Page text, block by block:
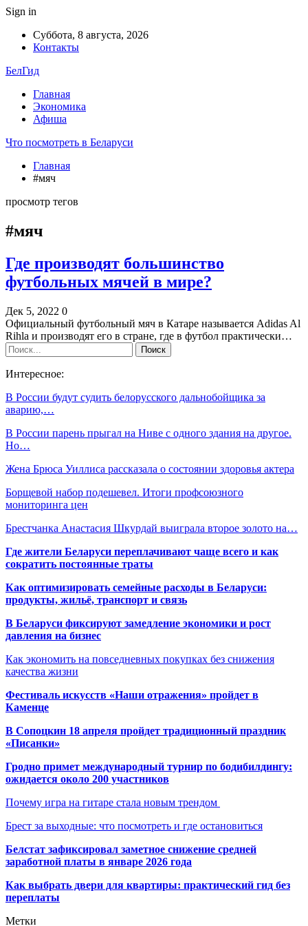
Sign in
Суббота, 8 августа, 2026
Контакты
БелГид
Главная
Экономика
Афиша
Что посмотреть в Беларуси
Главная
#мяч
просмотр тегов
#мяч
Где производят большинство
футбольных мячей в мире?
Дек 5, 2022 0
Официальный футбольный мяч в Катаре называется Adidas Al
Rihla и производят его в стране, где в футбол практически…
Интересное:
В России будут судить белорусского дальнобойщика за
аварию,…
В России парень прыгал на Ниве с одного здания на другое.
Но…
Жена Брюса Уиллиса рассказала о состоянии здоровья актера
Борщевой набор подешевел. Итоги профсоюзного
мониторинга цен
Брестчанка Анастасия Шкурдай выиграла второе золото на…
Где жители Беларуси переплачивают чаще всего и как
сократить постоянные траты
Как оптимизировать семейные расходы в Беларуси:
продукты, жильё, транспорт и связь
В Беларуси фиксируют замедление экономики и рост
давления на бизнес
Как экономить на повседневных покупках без снижения
качества жизни
Фестиваль искусств «Наши отражения» пройдет в
Каменце
В Сопоцкин 18 апреля пройдет традиционный праздник
«Писанки»
Гродно примет международный турнир по бодибилдингу:
ожидается около 200 участников
Почему игра на гитаре стала новым трендом
Брест за выходные: что посмотреть и где остановиться
Белстат зафиксировал заметное снижение средней
заработной платы в январе 2026 года
Как выбрать двери для квартиры: практический гид без
переплаты
Метки